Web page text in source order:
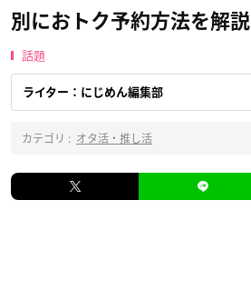
別におトク予約方法を解説
話題
ライター：にじめん編集部
カテゴリ : オタ活・推し活